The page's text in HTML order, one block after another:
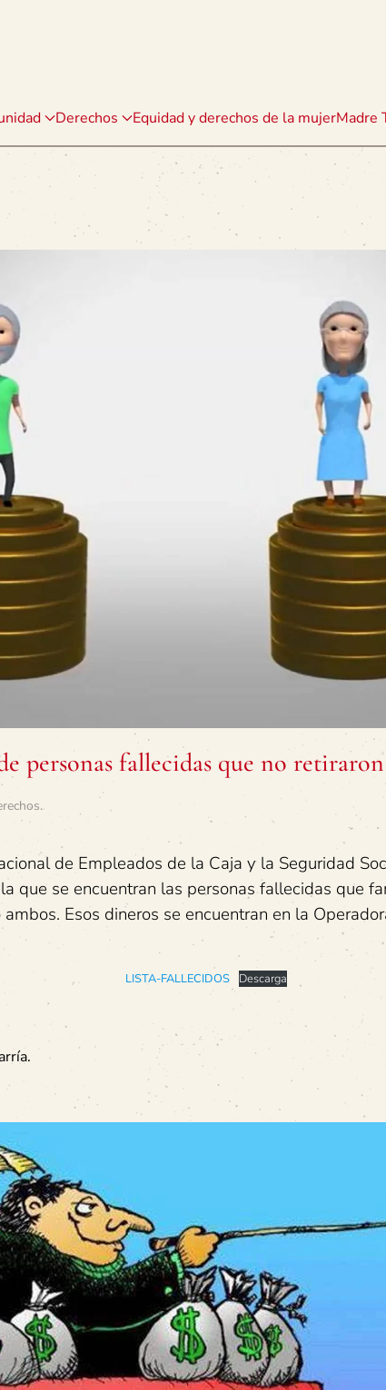
Derechos Equidad y derechos de la mujerMadre
personas fallecidas que no
.
de Empleados de la Caja y la Seguridad
que se encuentran las personas fallecidas que
Esos dineros se encuentran en la
LISTA-FALLECIDOS Descarga